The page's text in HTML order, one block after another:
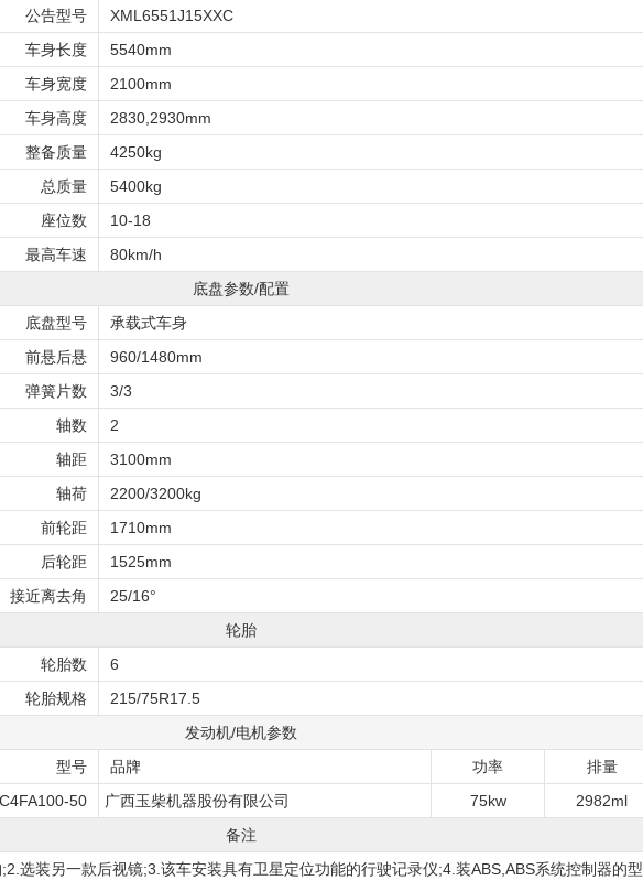
公告型号
XML6551J15XXC
车身长度
5540mm
车身宽度
2100mm
车身高度
2830,2930mm
整备质量
4250kg
总质量
5400kg
座位数
10-18
最高车速
80km/h
底盘参数/配置
底盘型号
承载式车身
前悬后悬
960/1480mm
弹簧片数
3/3
轴数
2
轴距
3100mm
轴荷
2200/3200kg
前轮距
1710mm
后轮距
1525mm
接近离去角
25/16°
轮胎
轮胎数
6
轮胎规格
215/75R17.5
发动机/电机参数
型号
品牌 功率
排量
50
广西玉柴机器股份有限公司 75kw
2982ml
备注
选装另一款后视镜;3.该车安装具有卫星定位功能的行驶记录仪;4.装ABS,ABS系统控制器的型